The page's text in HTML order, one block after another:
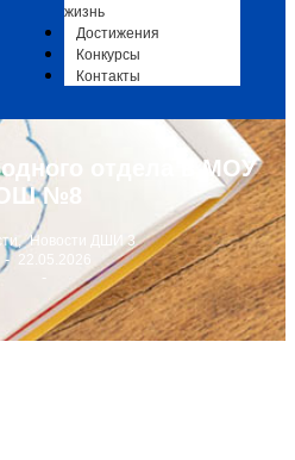
жизнь
Достижения
Конкурсы
Контакты
отдела в МОУ
№8
Новости ДШИ 3
- 22.05.2026
-